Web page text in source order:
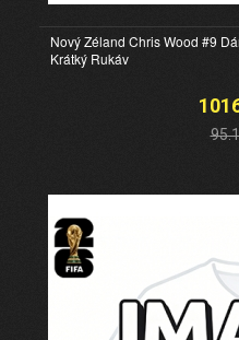
Nový Zéland Chris Wood #9
Krátký Rukáv